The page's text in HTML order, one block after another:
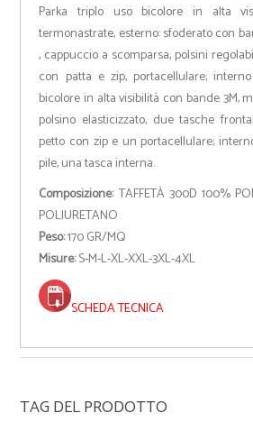
Parka triplo uso bicolore in alta
termonastrate, esterno: sfoderato con
, cappuccio a scomparsa, polsini
con patta e zip, portacellulare;
bicolore in alta visibilità con bande 3M,
polsino elasticizzato, due tasche
petto con zip e un portacellulare;
pile, una tasca interna.
Composizione:TAFFETÀ 300D 100%
POLIURETANO
Peso:170 GR/MQ
Misure:S-M-L-XL-XXL-3XL-4XL
SCHEDA TECNICA
TAG DEL PRODOTTO